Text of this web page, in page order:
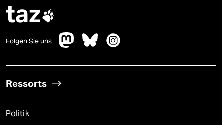
taz
Folgen Sie uns
Ressorts
Politik